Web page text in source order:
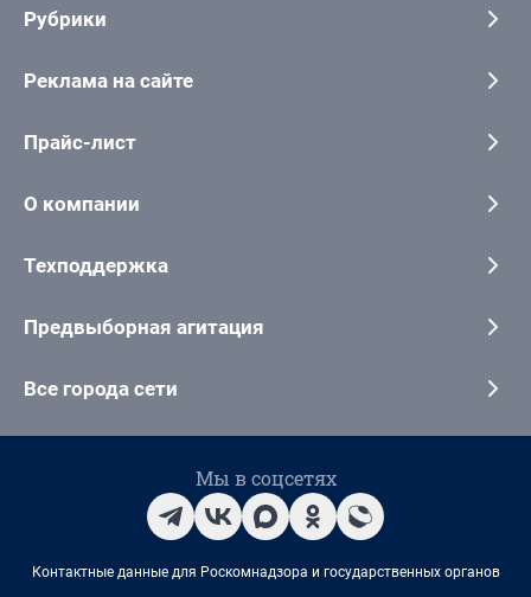
Рубрики
Реклама на сайте
Прайс-лист
О компании
Техподдержка
Предвыборная агитация
Все города сети
Мы в соцсетях
Контактные данные для Роскомнадзора и государственных органов